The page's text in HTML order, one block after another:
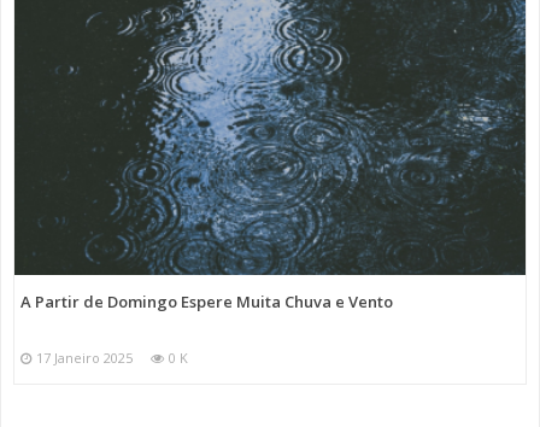
A Partir de Domingo Espere Muita Chuva e Vento
17 Janeiro 2025 0 K